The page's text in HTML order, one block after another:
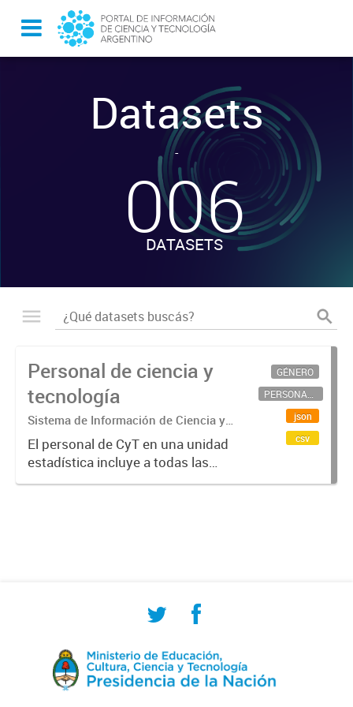
Datasets
-
006
DATASETS
Personal de ciencia y
tecnología
Sistema de Información de Ciencia y
Tecnología Argentino (SICYTAR)
El personal de CyT en una unidad
estadística incluye a todas las
personas involucradas
GÉNERO
PERSONAL CIENTÍFICO-TECNOLÓGICO
json
csv